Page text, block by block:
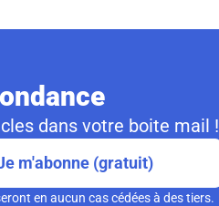
dans votre boite mail !
m'abonne (gratuit)
en aucun cas cédées à des tiers.